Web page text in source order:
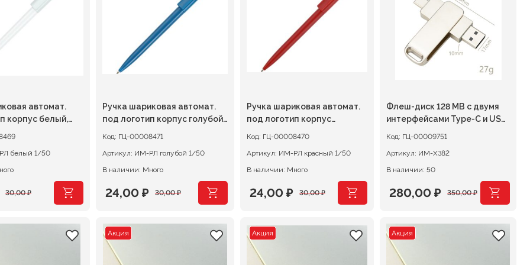
100,00 ₽.
автомат.
корпус белый,
ИМ-РЛ белый 1/50
30,00₽
Ручка шариковая автомат.
под логотип корпус голубой,
Код: ГЦ-00008471
Артикул:
ИМ-РЛ голубой 1/50
В наличии: Много
30,00₽
Первоначальная
составляла
30,00 ₽.
24,00 ₽
Текущая
24,00 ₽.
Ручка шариковая автомат.
под логотип корпус
Код: ГЦ-00008470
Артикул:
ИМ-РЛ красный 1/50
В наличии: Много
30,00₽
Первоначальная
составляла
30,00 ₽.
24,00 ₽
Текущая
24,00 ₽.
Флеш-диск 128 MB с двумя
интерфейсами Type-C и USB
Код: ГЦ-00009751
Артикул: ИМ-ХЗ82
В наличии: 50
350,00₽
Первоначальная
составляла
350,00 ₽.
280,00 ₽
Текущая
280,00 ₽.
Акция Акция Акция